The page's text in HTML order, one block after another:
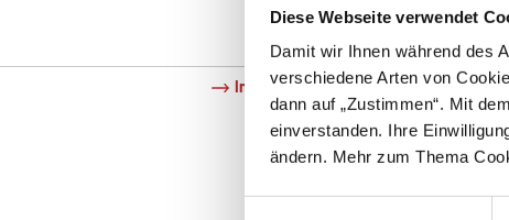
Diese Webseite verwendet
Damit wir Ihnen während des
verschiedene Arten von
dann auf „Zustimmen“. Mit
einverstanden. Ihre
ändern. Mehr zum Thema
Impressum Datenschutz